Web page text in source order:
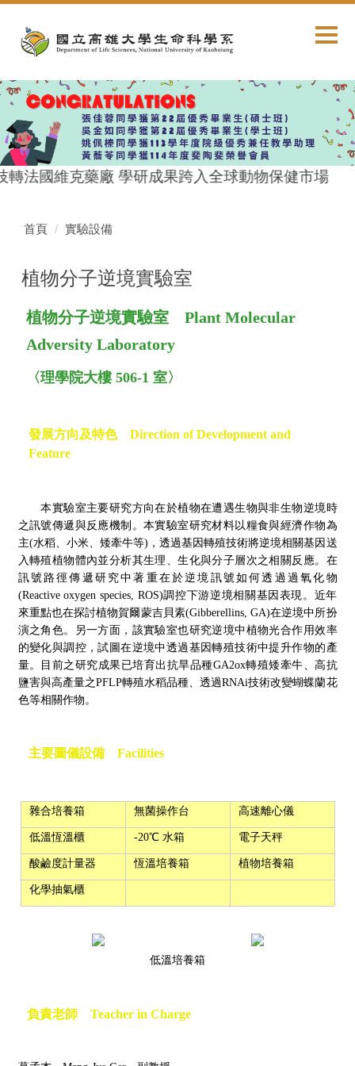
內
容
區
法國維克藥廠 學研成果跨入全球動物保健市場
首頁 實驗設備
植物分子逆境實驗室
植物分子逆境實驗室 Plant Molecular
Adversity Laboratory
〈理學院大樓 506-1 室〉
發展方向及特色 Direction of Development and
Feature
本實驗室主要研究方向在於植物在遭遇生物與非生物逆境時
之訊號傳遞與反應機制。本實驗室研究材料以糧食與經濟作物為
主(水稻、小米、矮牽牛等)，透過基因轉殖技術將逆境相關基因送
入轉殖植物體內並分析其生理、生化與分子層次之相關反應。在
訊號路徑傳遞研究中著重在於逆境訊號如何透過過氧化物
(Reactive oxygen species, ROS)調控下游逆境相關基因表現。近年
來重點也在探討植物賀爾蒙吉貝素(Gibberellins, GA)在逆境中所扮
演之角色。另一方面，該實驗室也研究逆境中植物光合作用效率
的變化與調控，試圖在逆境中透過基因轉殖技術中提升作物的產
量。目前之研究成果已培育出抗旱品種GA2ox轉殖矮牽牛、高抗
鹽害與高產量之PFLP轉殖水稻品種、透過RNAi技術改變蝴蝶蘭花
色等相關作物。
主要圖儀設備 Facilities
雜合培養箱 無菌操作台 高速離心儀
低溫恆溫櫃 -20℃ 水箱 電子天秤
酸鹼度計量器 恆溫培養箱 植物培養箱
化學抽氣櫃
低溫培養箱
負責老師 Teacher in Charge